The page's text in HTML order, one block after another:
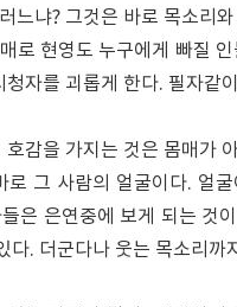
느냐? 그것은 바로 목소리
로 현영도 누구에게 빠질
청자를 괴롭게 한다. 필자같
호감을 가지는 것은 몸매가
로 그 사람의 얼굴이다. 얼
은 은연중에 보게 되는 것
다. 더군다나 웃는 목소리